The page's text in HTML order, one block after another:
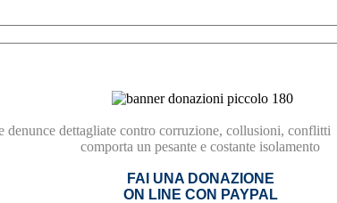
denunce dettagliate contro corruzione, collusioni, conflitti
comporta un pesante e costante isolamento
FAI UNA DONAZIONE
ON LINE CON PAYPAL